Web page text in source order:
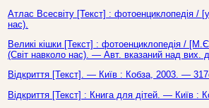
Атлас Всесвіту [Текст] : фотоенциклопедія
нас).
Великі кішки [Текст] : фотоенциклопедія /
(Світ навколо нас). — Авт. вказаний над вих.
Відкриття [Текст]. — Київ : Кобза, 2003. —
Відкриття [Текст] : Книга для дітей. — Київ